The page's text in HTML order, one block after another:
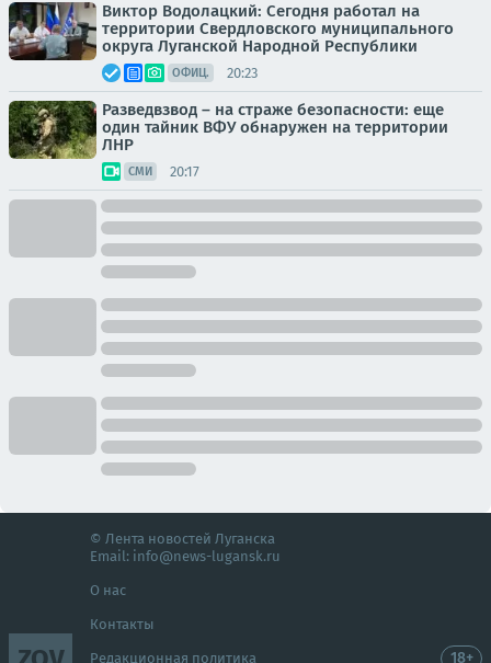
Виктор Водолацкий: Сегодня работал на
территории Свердловского муниципального
округа Луганской Народной Республики
ОФИЦ. 20:23
Разведвзвод – на страже безопасности: еще
один тайник ВФУ обнаружен на территории
ЛНР
СМИ 20:17
© Лента новостей Луганска
Email: info@news-lugansk.ru
О нас
Контакты
Редакционная политика 18+